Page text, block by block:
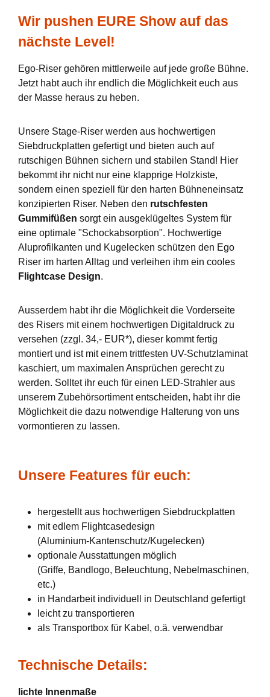
Wir pushen EURE Show auf das
nächste Level!
Ego-Riser gehören mittlerweile auf jede große Bühne.
Jetzt habt auch ihr endlich die Möglichkeit euch aus
der Masse heraus zu heben.
Unsere Stage-Riser werden aus hochwertigen
Siebdruckplatten gefertigt und bieten auch auf
rutschigen Bühnen sichern und stabilen Stand! Hier
bekommt ihr nicht nur eine klapprige Holzkiste,
sondern einen speziell für den harten Bühneneinsatz
konzipierten Riser. Neben den rutschfesten
Gummifüßen sorgt ein ausgeklügeltes System für
eine optimale "Schockabsorption". Hochwertige
Aluprofilkanten und Kugelecken schützen den Ego
Riser im harten Alltag und verleihen ihm ein cooles
Flightcase Design.
Ausserdem habt ihr die Möglichkeit die Vorderseite
des Risers mit einem hochwertigen Digitaldruck zu
versehen (zzgl. 34,- EUR*), dieser kommt fertig
montiert und ist mit einem trittfesten UV-Schutzlaminat
kaschiert, um maximalen Ansprüchen gerecht zu
werden. Solltet ihr euch für einen LED-Strahler aus
unserem Zubehörsortiment entscheiden, habt ihr die
Möglichkeit die dazu notwendige Halterung von uns
vormontieren zu lassen.
Unsere Features für euch:
hergestellt aus hochwertigen Siebdruckplatten
mit edlem Flightcasedesign
(Aluminium-Kantenschutz/Kugelecken)
optionale Ausstattungen möglich
(Griffe, Bandlogo, Beleuchtung, Nebelmaschinen,
etc.)
in Handarbeit individuell in Deutschland gefertigt
leicht zu transportieren
als Transportbox für Kabel, o.ä. verwendbar
Technische Details:
lichte Innenmaße